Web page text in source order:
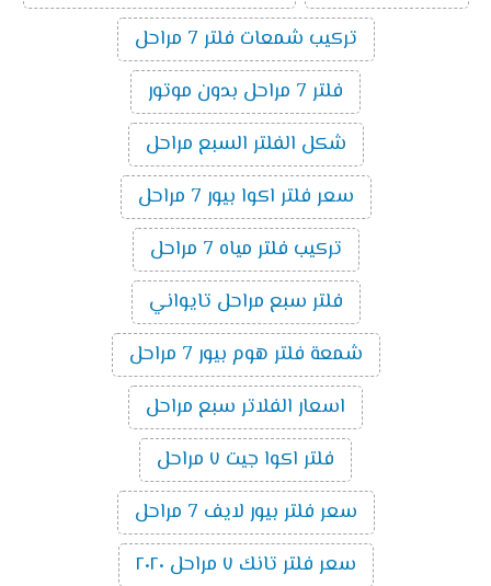
تركيب شمعات فلتر 7 مراحل
فلتر 7 مراحل بدون موتور
شكل الفلتر السبع مراحل
سعر فلتر اكوا بيور 7 مراحل
تركيب فلتر مياه 7 مراحل
فلتر سبع مراحل تايواني
شمعة فلتر هوم بيور 7 مراحل
اسعار الفلاتر سبع مراحل
فلتر اكوا جيت ٧ مراحل
سعر فلتر بيور لايف 7 مراحل
سعر فلتر تانك ٧ مراحل ٢٠٢٠